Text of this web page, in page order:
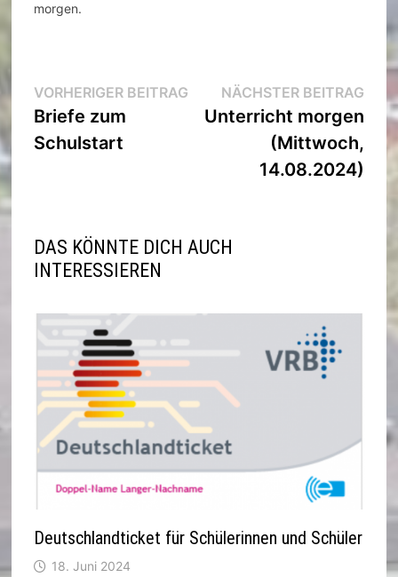
morgen.
Beitragsnavigation
VORHERIGER BEITRAG Vorheriger
Beitrag:
Briefe zum
Schulstart
NÄCHSTER BEITRAG
Unterricht morgen
(Mittwoch,
14.08.2024)
DAS KÖNNTE DICH AUCH
INTERESSIEREN
Deutschlandticket für Schülerinnen und Schüler
18. Juni 2024